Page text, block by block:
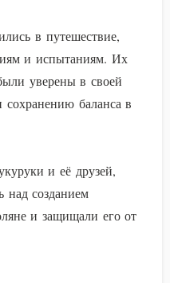
в путешествие,
и испытаниям. Их
уверены в своей
баланса в
и её друзей,
над созданием
и защищали его от